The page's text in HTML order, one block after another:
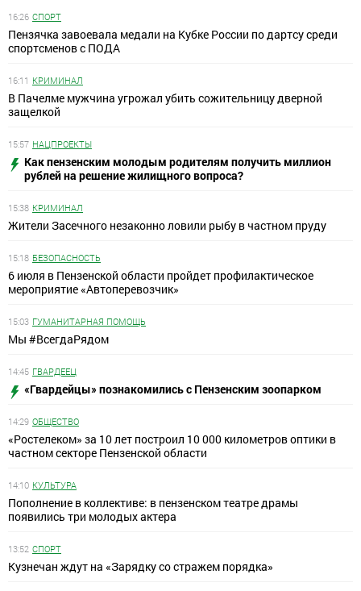
16:26 СПОРТ
Пензячка завоевала медали на Кубке России по дартсу среди
спортсменов с ПОДА
16:11 КРИМИНАЛ
В Пачелме мужчина угрожал убить сожительницу дверной
защелкой
15:57 НАЦПРОЕКТЫ
Как пензенским молодым родителям получить миллион
рублей на решение жилищного вопроса?
15:38 КРИМИНАЛ
Жители Засечного незаконно ловили рыбу в частном пруду
15:18 БЕЗОПАСНОСТЬ
6 июля в Пензенской области пройдет профилактическое
мероприятие «Автоперевозчик»
15:03 ГУМАНИТАРНАЯ ПОМОЩЬ
Мы #ВсегдаРядом
14:45 ГВАРДЕЕЦ
«Гвардейцы» познакомились с Пензенским зоопарком
14:29 ОБЩЕСТВО
«Ростелеком» за 10 лет построил 10 000 километров оптики в
частном секторе Пензенской области
14:10 КУЛЬТУРА
Пополнение в коллективе: в пензенском театре драмы
появились три молодых актера
13:52 СПОРТ
Кузнечан ждут на «Зарядку со стражем порядка»